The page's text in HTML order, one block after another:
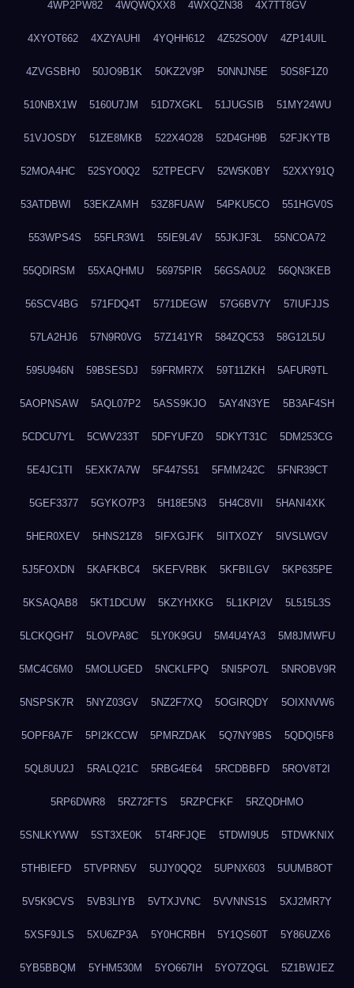
4WP2PW82 4WQWQXX8 4WXQZN38 4X7TT8GV
4XYOT662 4XZYAUHI 4YQHH612 4Z52SO0V 4ZP14UIL
4ZVGSBH0 50JO9B1K 50KZ2V9P 50NNJN5E 50S8F1Z0
510NBX1W 5160U7JM 51D7XGKL 51JUGSIB 51MY24WU
51VJOSDY 51ZE8MKB 522X4O28 52D4GH9B 52FJKYTB
52MOA4HC 52SYO0Q2 52TPECFV 52W5K0BY 52XXY91Q
53ATDBWI 53EKZAMH 53Z8FUAW 54PKU5CO 551HGV0S
553WPS4S 55FLR3W1 55IE9L4V 55JKJF3L 55NCOA72
55QDIRSM 55XAQHMU 56975PIR 56GSA0U2 56QN3KEB
56SCV4BG 571FDQ4T 5771DEGW 57G6BV7Y 57IUFJJS
57LA2HJ6 57N9R0VG 57Z141YR 584ZQC53 58G12L5U
595U946N 59BSESDJ 59FRMR7X 59T11ZKH 5AFUR9TL
5AOPNSAW 5AQL07P2 5ASS9KJO 5AY4N3YE 5B3AF4SH
5CDCU7YL 5CWV233T 5DFYUFZ0 5DKYT31C 5DM253CG
5E4JC1TI 5EXK7A7W 5F447S51 5FMM242C 5FNR39CT
5GEF3377 5GYKO7P3 5H18E5N3 5H4C8VII 5HANI4XK
5HER0XEV 5HNS21Z8 5IFXGJFK 5IITXOZY 5IVSLWGV
5J5FOXDN 5KAFKBC4 5KEFVRBK 5KFBILGV 5KP635PE
5KSAQAB8 5KT1DCUW 5KZYHXKG 5L1KPI2V 5L515L3S
5LCKQGH7 5LOVPA8C 5LY0K9GU 5M4U4YA3 5M8JMWFU
5MC4C6M0 5MOLUGED 5NCKLFPQ 5NI5PO7L 5NROBV9R
5NSPSK7R 5NYZ03GV 5NZ2F7XQ 5OGIRQDY 5OIXNVW6
5OPF8A7F 5PI2KCCW 5PMRZDAK 5Q7NY9BS 5QDQI5F8
5QL8UU2J 5RALQ21C 5RBG4E64 5RCDBBFD 5ROV8T2I
5RP6DWR8 5RZ72FTS 5RZPCFKF 5RZQDHMO
5SNLKYWW 5ST3XE0K 5T4RFJQE 5TDWI9U5 5TDWKNIX
5THBIEFD 5TVPRN5V 5UJY0QQ2 5UPNX603 5UUMB8OT
5V5K9CVS 5VB3LIYB 5VTXJVNC 5VVNNS1S 5XJ2MR7Y
5XSF9JLS 5XU6ZP3A 5Y0HCRBH 5Y1QS60T 5Y86UZX6
5YB5BBQM 5YHM530M 5YO667IH 5YO7ZQGL 5Z1BWJEZ